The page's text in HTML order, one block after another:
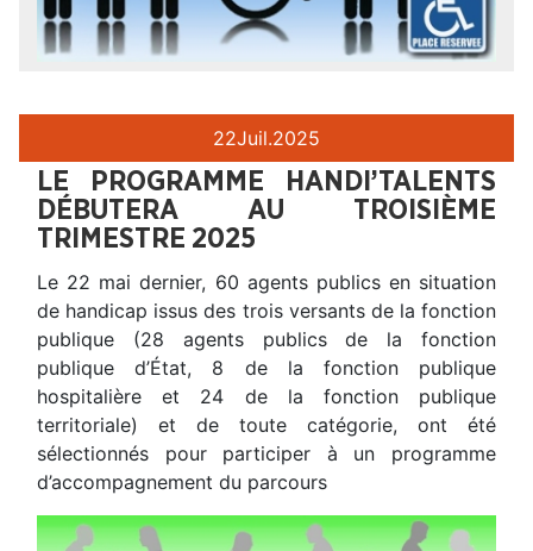
22Juil.2025
LE PROGRAMME HANDI’TALENTS
DÉBUTERA AU TROISIÈME
TRIMESTRE 2025
Le 22 mai dernier, 60 agents publics en situation
de handicap issus des trois versants de la fonction
publique (28 agents publics de la fonction
publique d’État, 8 de la fonction publique
hospitalière et 24 de la fonction publique
territoriale) et de toute catégorie, ont été
sélectionnés pour participer à un programme
d’accompagnement du parcours